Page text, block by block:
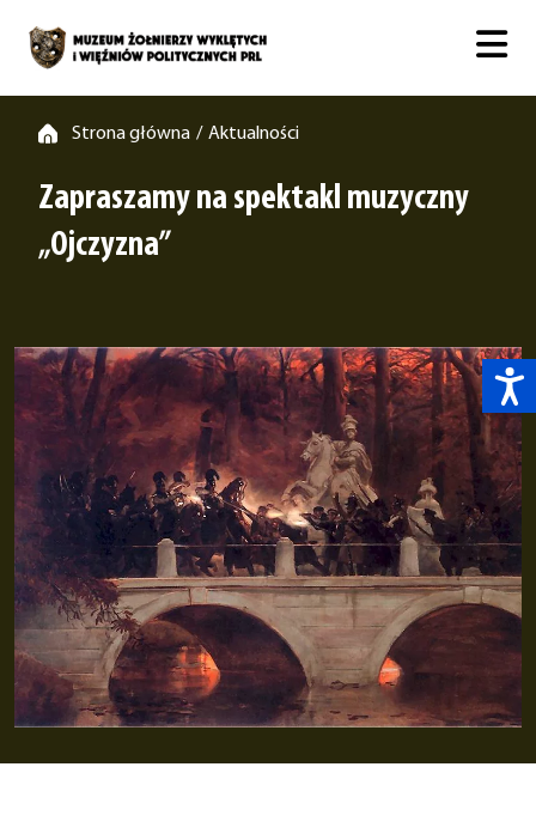
Strona główna / Aktualności
Zapraszamy na spektakl muzyczny
„Ojczyzna”